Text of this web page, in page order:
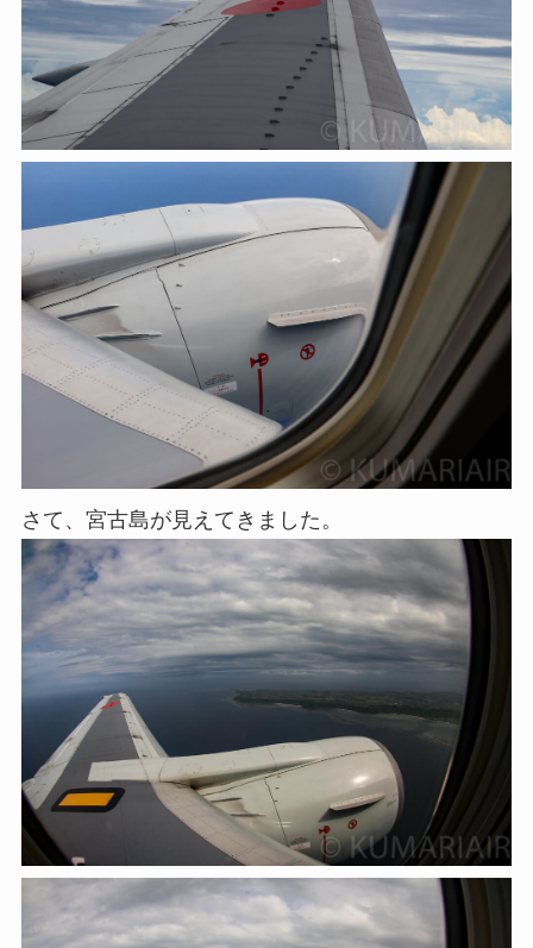
さて、宮古島が見えてきました。